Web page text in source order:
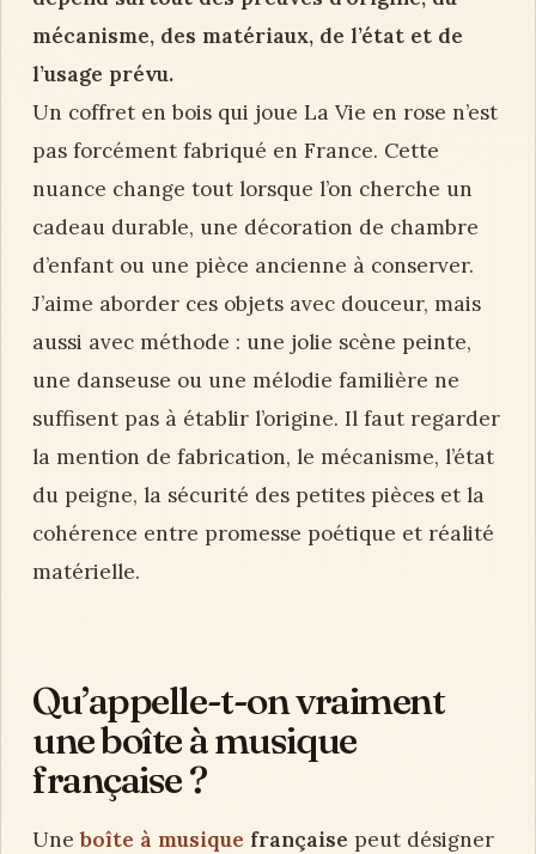
mécanisme, des matériaux, de l’état et de
l’usage prévu.
Un coffret en bois qui joue La Vie en rose n’est
pas forcément fabriqué en France. Cette
nuance change tout lorsque l’on cherche un
cadeau durable, une décoration de chambre
d’enfant ou une pièce ancienne à conserver.
J’aime aborder ces objets avec douceur, mais
aussi avec méthode : une jolie scène peinte,
une danseuse ou une mélodie familière ne
suffisent pas à établir l’origine. Il faut regarder
la mention de fabrication, le mécanisme, l’état
du peigne, la sécurité des petites pièces et la
cohérence entre promesse poétique et réalité
matérielle.
Qu’appelle-t-on vraiment
une boîte à musique
française ?
Uneboîte à musique française peut désigner